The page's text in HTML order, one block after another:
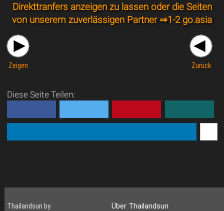
Direkttranfers anzeigen zu lassen oder die Seiten
von unserem zuverlässigen Partner ⇒1-2 go.asia
Zeigen Zurück
Diese Seite Teilen:
Thailandsun by
Über Thailandsun